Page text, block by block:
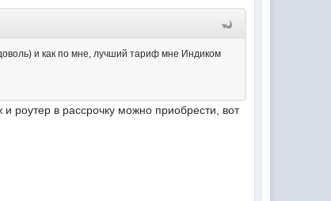
и как по мне, лучший тариф мне Индиком
роутер в рассрочку можно приобрести, вот